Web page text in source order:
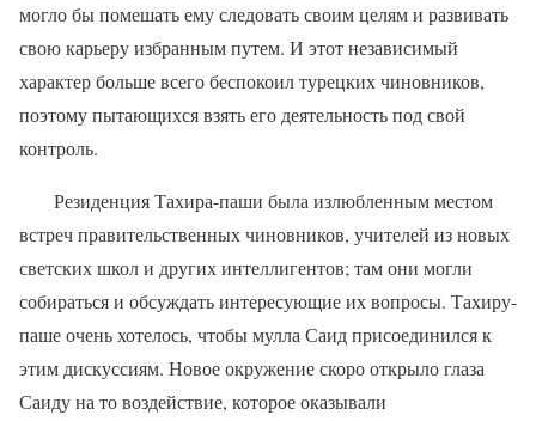
могло бы помешать ему следовать своим целям и развивать
свою карьеру избранным путем. И этот независимый
характер больше всего беспокоил турецких чиновников,
поэтому пытающихся взять его деятельность под свой
контроль.
Резиденция Тахира-паши была излюбленным местом
встреч правительственных чиновников, учителей из новых
светских школ и других интеллигентов; там они могли
собираться и обсуждать интересующие их вопросы. Тахиру-
паше очень хотелось, чтобы мулла Саид присоединился к
этим дискуссиям. Новое окружение скоро открыло глаза
Саиду на то воздействие, которое оказывали